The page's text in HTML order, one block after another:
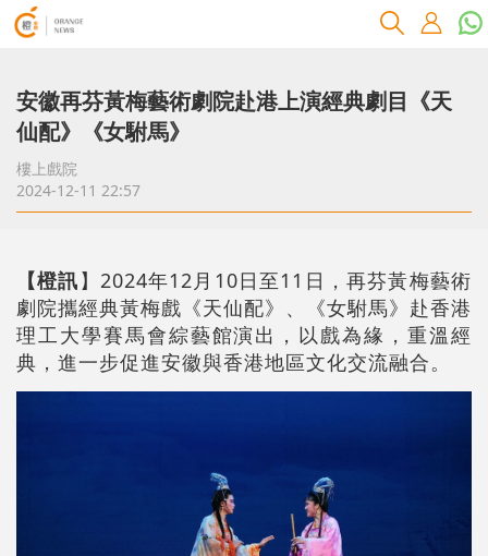
安徽再芬黃梅藝術劇院赴港上演經典劇目《天
仙配》《女駙馬》
樓上戲院
2024-12-11 22:57
【橙訊】2024年12月10日至11日，再芬黃梅藝術
劇院攜經典黃梅戲《天仙配》、《女駙馬》赴香港
理工大學賽馬會綜藝館演出，以戲為緣，重溫經
典，進一步促進安徽與香港地區文化交流融合。